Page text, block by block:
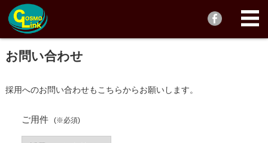
お問い合わせ
採用へのお問い合わせもこちらからお願いします。
ご用件 (※必須)